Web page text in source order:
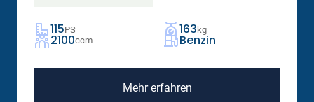
115PS 163 kg
2100ccm Benzin
Mehr erfahren